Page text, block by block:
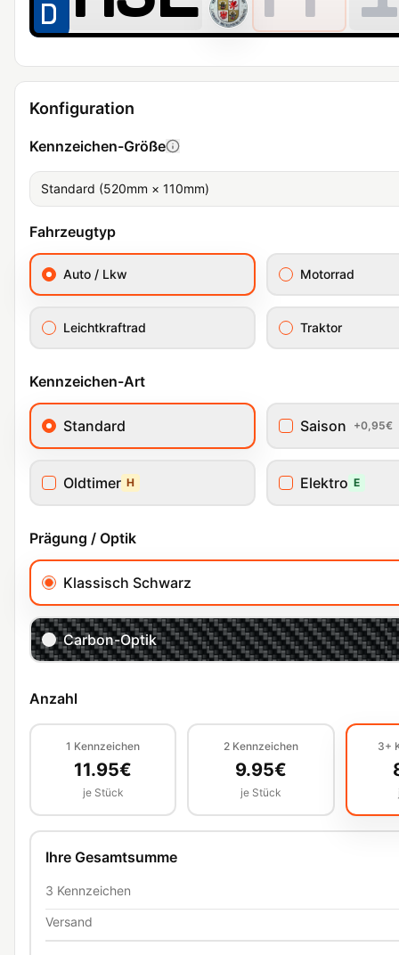
Konfiguration
Kennzeichen-Größe
Standard (520mm × 110mm)
Fahrzeugtyp
Auto / Lkw Motorrad
Leichtkraftrad Traktor
Kennzeichen-Art
Standard Saison +0,95€
Oldtimer H Elektro E
Prägung / Optik
Klassisch Schwarz
Carbon-Optik
Anzahl
1 Kennzeichen
11.95€
je Stück
2 Kennzeichen
9.95€
je Stück
3+
Ihre Gesamtsumme
3 Kennzeichen
Versand